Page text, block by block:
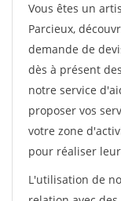
Vous êtes un
Parcieux,
demande de
dès à présent
notre service
proposer vos
votre zone
pour réaliser
L'utilisation de